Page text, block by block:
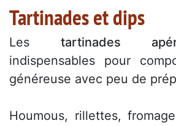
Tartinades et dips
Les tartinades
indispensables pour
généreuse avec peu de
Houmous, rillettes,